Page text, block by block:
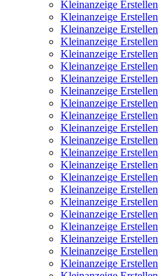
Kleinanzeige Erstellen
Kleinanzeige Erstellen
Kleinanzeige Erstellen
Kleinanzeige Erstellen
Kleinanzeige Erstellen
Kleinanzeige Erstellen
Kleinanzeige Erstellen
Kleinanzeige Erstellen
Kleinanzeige Erstellen
Kleinanzeige Erstellen
Kleinanzeige Erstellen
Kleinanzeige Erstellen
Kleinanzeige Erstellen
Kleinanzeige Erstellen
Kleinanzeige Erstellen
Kleinanzeige Erstellen
Kleinanzeige Erstellen
Kleinanzeige Erstellen
Kleinanzeige Erstellen
Kleinanzeige Erstellen
Kleinanzeige Erstellen
Kleinanzeige Erstellen